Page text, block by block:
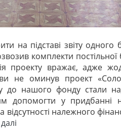
на підставі звіту одного
комплекти
проекту вражає, адже
не оминув проект
до нашого фонду стали
допомогти у придбанні
належного